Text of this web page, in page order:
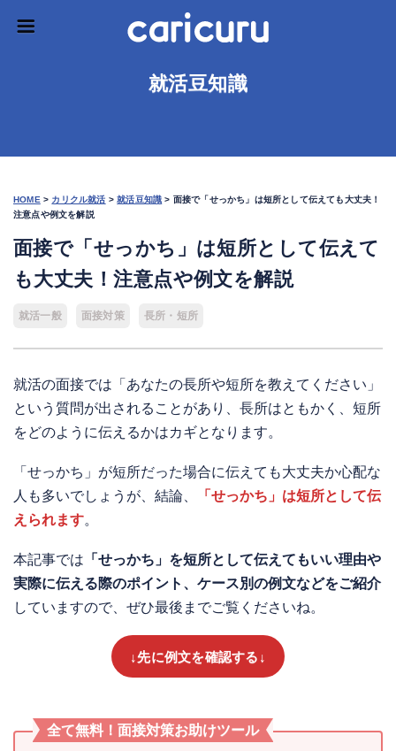
就活豆知識
HOME > カリクル就活 >就活豆知識 > 面接で「せっかち」は短所として伝えても大丈夫！
注意点や例文を解説
面接で「せっかち」は短所として伝えて
も大丈夫！注意点や例文を解説
就活一般 面接対策 長所・短所
就活の面接では「あなたの長所や短所を教えてください」
という質問が出されることがあり、長所はともかく、短所
をどのように伝えるかはカギとなります。
「せっかち」が短所だった場合に伝えても大丈夫か心配な
人も多いでしょうが、結論、
「せっかち」は短所として伝
えられます。
本記事では 「せっかち」を短所として伝えてもいい理由や
実際に伝える際のポイント、ケース別の例文などをご紹介
していますので、ぜひ最後までご覧くださいね。
↓先に例文を確認する↓
全て無料！面接対策お助けツール